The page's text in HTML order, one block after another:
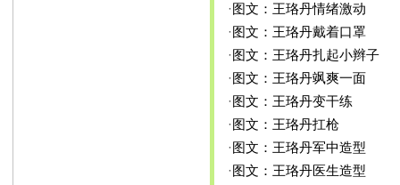
·图文：王珞丹情绪激动
·图文：王珞丹戴着口罩
·图文：王珞丹扎起小辫子
·图文：王珞丹飒爽一面
·图文：王珞丹变干练
·图文：王珞丹扛枪
·图文：王珞丹军中造型
·图文：王珞丹医生造型